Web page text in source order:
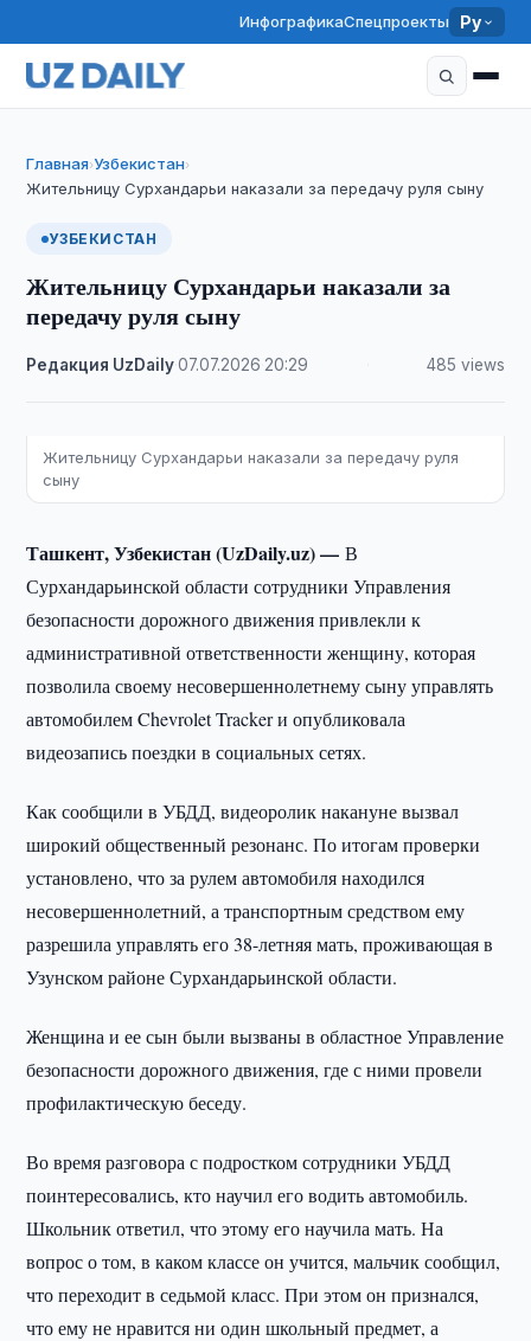
ИнфографикаСпецпроекты Ру
Главная›Узбекистан›
Жительницу Сурхандарьи наказали за передачу руля сыну
УЗБЕКИСТАН
Жительницу Сурхандарьи наказали за
передачу руля сыну
Редакция UzDaily·07.07.2026 20:29 485 views
Жительницу Сурхандарьи наказали за передачу руля
сыну
Ташкент, Узбекистан (UzDaily.uz) —В
Сурхандарьинской области сотрудники Управления
безопасности дорожного движения привлекли к
административной ответственности женщину, которая
позволила своему несовершеннолетнему сыну управлять
автомобилем Chevrolet Tracker и опубликовала
видеозапись поездки в социальных сетях.
Как сообщили в УБДД, видеоролик накануне вызвал
широкий общественный резонанс. По итогам проверки
установлено, что за рулем автомобиля находился
несовершеннолетний, а транспортным средством ему
разрешила управлять его 38-летняя мать, проживающая в
Узунском районе Сурхандарьинской области.
Женщина и ее сын были вызваны в областное Управление
безопасности дорожного движения, где с ними провели
профилактическую беседу.
Во время разговора с подростком сотрудники УБДД
поинтересовались, кто научил его водить автомобиль.
Школьник ответил, что этому его научила мать. На
вопрос о том, в каком классе он учится, мальчик сообщил,
что переходит в седьмой класс. При этом он признался,
что ему не нравится ни один школьный предмет, а